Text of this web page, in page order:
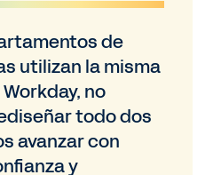
de
utilizan la misma
no
todo dos
avanzar con
y